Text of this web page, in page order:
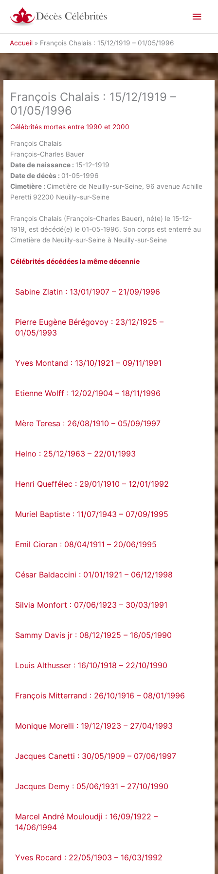
contenu
Accueil François Chalais : 15/12/1919 – 01/05/1996
François Chalais : 15/12/1919 –
01/05/1996
Célébrités mortes entre 1990 et 2000
François Chalais
François-Charles Bauer
Date de naissance : 15-12-1919
Date de décès : 01-05-1996
Cimetière : Cimetière de Neuilly-sur-Seine, 96 avenue Achille
Peretti 92200 Neuilly-sur-Seine
François Chalais (François-Charles Bauer), né(e) le 15-12-
1919, est décédé(e) le 01-05-1996. Son corps est enterré au
Cimetière de Neuilly-sur-Seine à Neuilly-sur-Seine
Célébrités décédées la même décennie
Sabine Zlatin : 13/01/1907 – 21/09/1996
Pierre Eugène Bérégovoy : 23/12/1925 –
01/05/1993
Yves Montand : 13/10/1921 – 09/11/1991
Etienne Wolff : 12/02/1904 – 18/11/1996
Mère Teresa : 26/08/1910 – 05/09/1997
Helno : 25/12/1963 – 22/01/1993
Henri Queffélec : 29/01/1910 – 12/01/1992
Muriel Baptiste : 11/07/1943 – 07/09/1995
Emil Cioran : 08/04/1911 – 20/06/1995
César Baldaccini : 01/01/1921 – 06/12/1998
Silvia Monfort : 07/06/1923 – 30/03/1991
Sammy Davis jr : 08/12/1925 – 16/05/1990
Louis Althusser : 16/10/1918 – 22/10/1990
François Mitterrand : 26/10/1916 – 08/01/1996
Monique Morelli : 19/12/1923 – 27/04/1993
Jacques Canetti : 30/05/1909 – 07/06/1997
Jacques Demy : 05/06/1931 – 27/10/1990
Marcel André Mouloudji : 16/09/1922 –
14/06/1994
Yves Rocard : 22/05/1903 – 16/03/1992